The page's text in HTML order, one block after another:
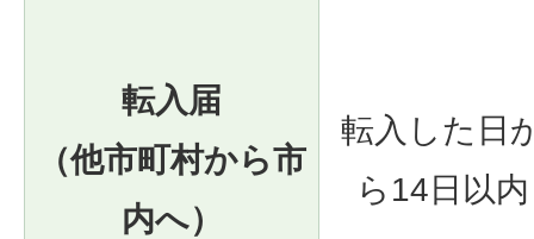
転入届
（他市町村から市
内へ）
転入した日
ら14日以内